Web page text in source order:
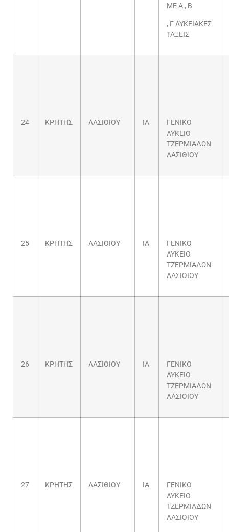
ΜΕ Α , Β
, Γ ΛΥΚΕΙΑΚΕΣ
ΤΑΞΕΙΣ
24 ΚΡΗΤΗΣ ΛΑΣΙΘΙΟΥ ΙΑ
ΓΕΝΙΚΟ
ΛΥΚΕΙΟ
ΤΖΕΡΜΙΑΔΩΝ
ΛΑΣΙΘΙΟΥ
25 ΚΡΗΤΗΣ ΛΑΣΙΘΙΟΥ ΙΑ
ΓΕΝΙΚΟ
ΛΥΚΕΙΟ
ΤΖΕΡΜΙΑΔΩΝ
ΛΑΣΙΘΙΟΥ
26 ΚΡΗΤΗΣ ΛΑΣΙΘΙΟΥ ΙΑ
ΓΕΝΙΚΟ
ΛΥΚΕΙΟ
ΤΖΕΡΜΙΑΔΩΝ
ΛΑΣΙΘΙΟΥ
27 ΚΡΗΤΗΣ ΛΑΣΙΘΙΟΥ ΙΑ
ΓΕΝΙΚΟ
ΛΥΚΕΙΟ
ΤΖΕΡΜΙΑΔΩΝ
ΛΑΣΙΘΙΟΥ